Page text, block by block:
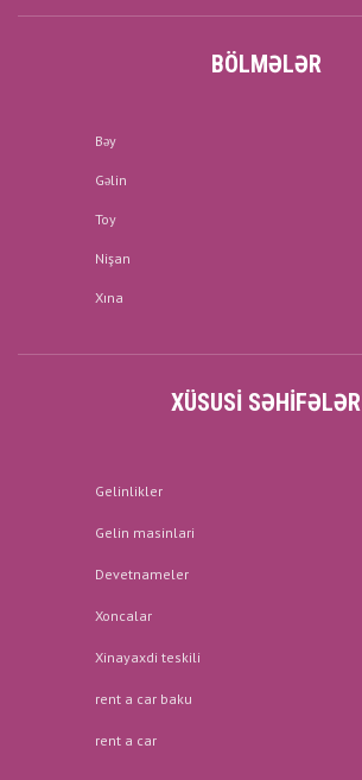
BÖLMƏLƏR
Bəy
Gəlin
Toy
Nişan
Xına
XÜSUSI SƏHIFƏLƏR
Gelinlikler
Gelin masinlari
Devetnameler
Xoncalar
Xinayaxdi teskili
rent a car baku
rent a car